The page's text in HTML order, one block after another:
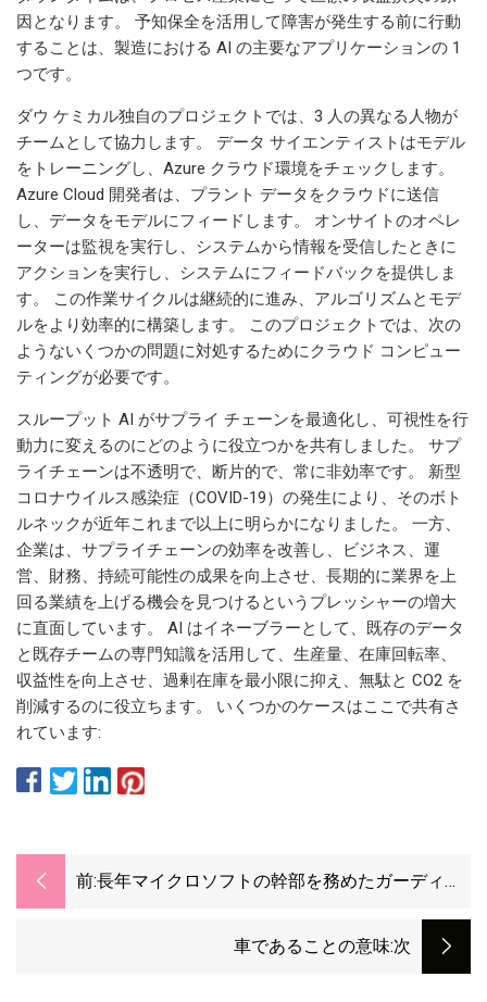
因となります。 予知保全を活用して障害が発生する前に行動
することは、製造における AI の主要なアプリケーションの 1
つです。
ダウ ケミカル独自のプロジェクトでは、3 人の異なる人物が
チームとして協力します。 データ サイエンティストはモデル
をトレーニングし、Azure クラウド環境をチェックします。
Azure Cloud 開発者は、プラント データをクラウドに送信
し、データをモデルにフィードします。 オンサイトのオペレ
ーターは監視を実行し、システムから情報を受信したときに
アクションを実行し、システムにフィードバックを提供しま
す。 この作業サイクルは継続的に進み、アルゴリズムとモデ
ルをより効率的に構築します。 このプロジェクトでは、次の
ようないくつかの問題に対処するためにクラウド コンピュー
ティングが必要です。
スループット AI がサプライ チェーンを最適化し、可視性を行
動力に変えるのにどのように役立つかを共有しました。 サプ
ライチェーンは不透明で、断片的で、常に非効率です。 新型
コロナウイルス感染症（COVID-19）の発生により、そのボト
ルネックが近年これまで以上に明らかになりました。 一方、
企業は、サプライチェーンの効率を改善し、ビジネス、運
営、財務、持続可能性の成果を向上させ、長期的に業界を上
回る業績を上げる機会を見つけるというプレッシャーの増大
に直面しています。 AI はイネーブラーとして、既存のデータ
と既存チームの専門知識を活用して、生産量、在庫回転率、
収益性を向上させ、過剰在庫を最小限に抑え、無駄と CO2 を
削減するのに役立ちます。 いくつかのケースはここで共有さ
れています:
前:長年マイクロソフトの幹部を務めたガーディー
車であることの意味:次